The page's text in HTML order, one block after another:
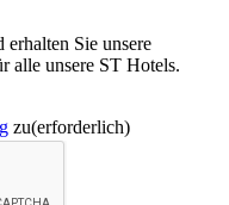
Sie unsere
alle unsere ST Hotels.
zu(erforderlich)